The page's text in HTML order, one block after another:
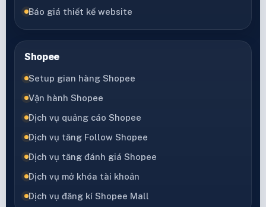
Báo giá thiết kế website
Shopee
Setup gian hàng Shopee
Vận hành Shopee
Dịch vụ quảng cáo Shopee
Dịch vụ tăng Follow Shopee
Dịch vụ tăng đánh giá Shopee
Dịch vụ mở khóa tài khoản
Dịch vụ đăng kí Shopee Mall